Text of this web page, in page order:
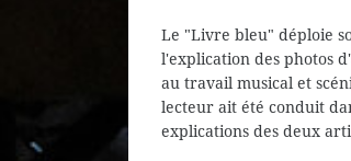
Le "Livre bleu" déploie
l'explication des photos
au travail musical et
lecteur ait été conduit
explications des deux